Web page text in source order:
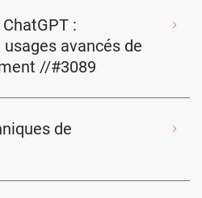
:
avancés de
//#3089
de